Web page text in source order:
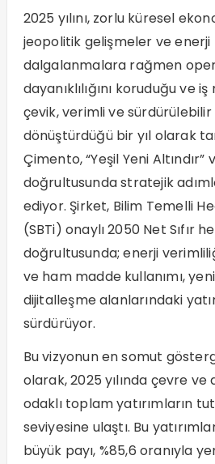
2025 yılını, zorlu küresel
jeopolitik gelişmeler ve
dalgalanmalara rağmen
dayanıklılığını koruduğu ve
çevik, verimli ve sürdürülebilir
dönüştürdüğü bir yıl olarak
Çimento, “Yeşil Yeni Altındır”
doğrultusunda stratejik
ediyor. Şirket, Bilim Temelli
(SBTi) onaylı 2050 Net Sıfır
doğrultusunda; enerji
ve ham madde kullanımı,
dijitalleşme alanlarındaki
sürdürüyor.
Bu vizyonun en somut
olarak, 2025 yılında çevre
odaklı toplam yatırımların
seviyesine ulaştı. Bu
büyük payı, %85,6 oranıyla